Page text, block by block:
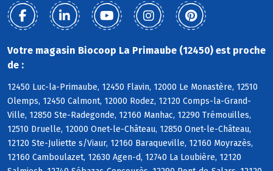
Votre magasin Biocoop La Primaube (12450) est proche
de :
12450 Luc-la-Primaube, 12450 Flavin, 12000 Le Monastère, 12510
Olemps, 12450 Calmont, 12000 Rodez, 12120 Comps-la-Grand-
Ville, 12850 Ste-Radegonde, 12160 Manhac, 12290 Trémouilles,
12510 Druelle, 12000 Onet-le-Château, 12850 Onet-le-Château,
12120 Ste-Juliette s/Viaur, 12160 Baraqueville, 12160 Moyrazès,
12160 Camboulazet, 12630 Agen-d, 12740 La Loubière, 12120